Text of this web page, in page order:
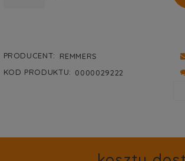
PRODUCENT:
REMMERS
KOD PRODUKTU: 0000029222